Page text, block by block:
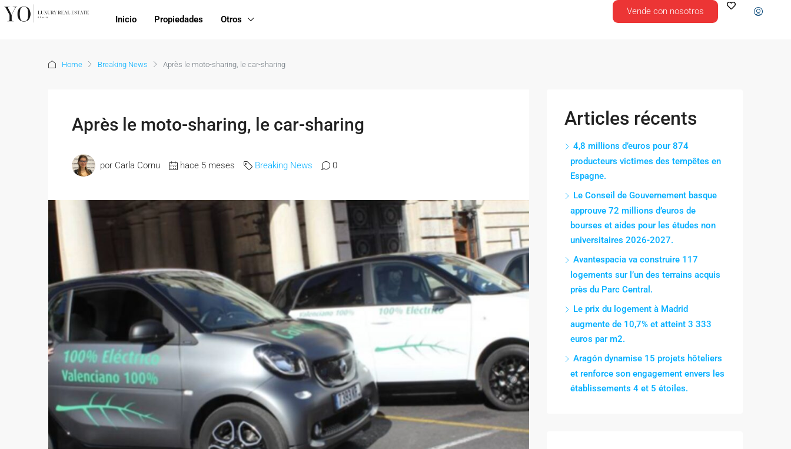
Inicio Propiedades Otros
Vende con nosotros
Home Breaking News Après le moto-sharing, le car-sharing
Après le moto-sharing, le car-sharing
por Carla Cornu hace 5 meses Breaking News 0
Articles récents
4,8 millions d’euros pour 874
producteurs victimes des tempêtes en
Espagne.
Le Conseil de Gouvernement basque
approuve 72 millions d’euros de
bourses et aides pour les études non
universitaires 2026-2027.
Avantespacia va construire 117
logements sur l’un des terrains acquis
près du Parc Central.
Le prix du logement à Madrid
augmente de 10,7% et atteint 3 333
euros par m2.
Aragón dynamise 15 projets hôteliers
et renforce son engagement envers les
établissements 4 et 5 étoiles.